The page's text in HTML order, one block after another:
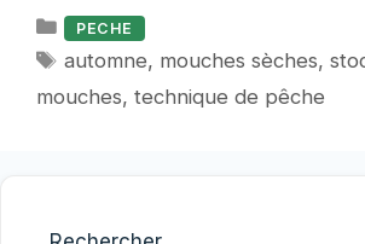
Catégories
PECHE
Étiquettes
automne, mouches sèches,
mouches, technique de pêche